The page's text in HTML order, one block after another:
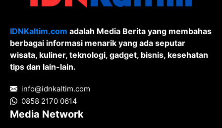
IDNKaltim.com adalah Media Berita yang membahas
berbagai informasi menarik yang ada seputar
wisata, kuliner, teknologi, gadget, bisnis, kesehatan
tips dan lain-lain.
info@idnkaltim.com
0858 2170 0614
Media Network